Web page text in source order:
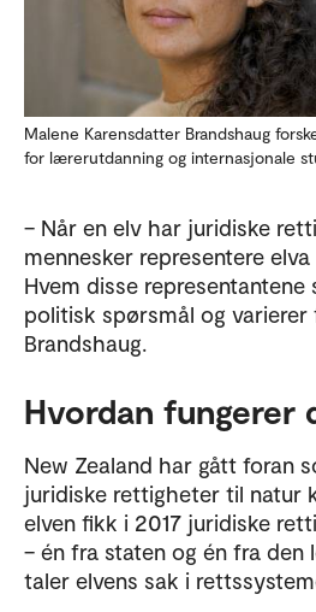
Malene Karensdatter Brandshaug
for lærerutdanning og internasjonale
– Når en elv har juridiske
mennesker representere
Hvem disse
politisk spørsmål og
Brandshaug.
Hvordan fungerer
New Zealand har gått foran
juridiske rettigheter til natur
elven fikk i 2017 juridiske
– én fra staten og én fra den
taler elvens sak i